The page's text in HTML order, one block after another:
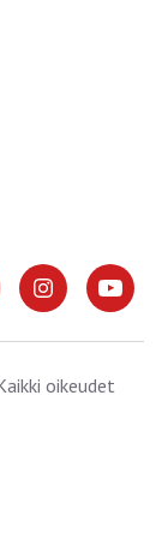
oikeudet